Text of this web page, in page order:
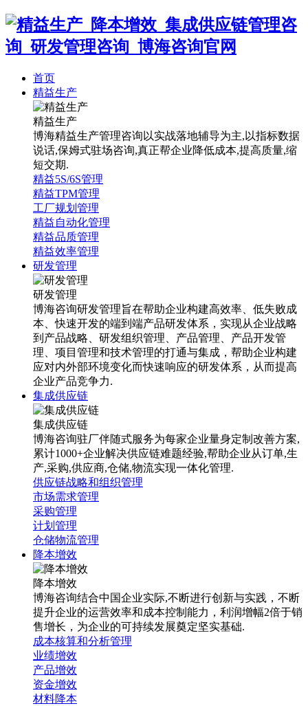
首页
精益生产
精益生产
博海精益生产管理咨询以实战落地辅导为主,以指标数据
说话,保姆式驻场咨询,真正帮企业降低成本,提高质量,缩
短交期.
精益5S/6S管理
精益TPM管理
工厂规划管理
精益自动化管理
精益品质管理
精益效率管理
研发管理
研发管理
博海咨询研发管理旨在帮助企业构建高效率、低失败成
本、快速开发的端到端产品研发体系，实现从企业战略
到产品战略、研发组织管理、产品管理、产品开发管
理、项目管理和技术管理的打通与集成，帮助企业构建
应对内外部环境变化而快速响应的研发体系，从而提高
企业产品竞争力.
集成供应链
集成供应链
博海咨询驻厂伴随式服务为每家企业量身定制改善方案,
累计1000+企业解决供应链难题经验,帮助企业从订单,生
产,采购,供应商,仓储,物流实现一体化管理.
供应链战略和组织管理
市场需求管理
采购管理
计划管理
仓储物流管理
降本增效
降本增效
博海咨询结合中国企业实际,不断进行创新与实践，不断
提升企业的运营效率和成本控制能力，利润增幅2倍于销
售增长，为企业的可持续发展奠定坚实基础.
成本核算和分析管理
业绩增效
产品增效
资金增效
材料降本